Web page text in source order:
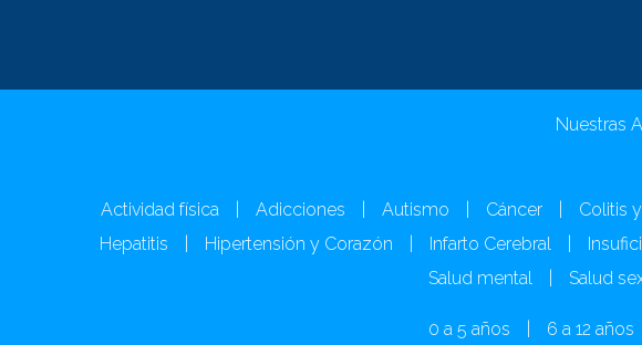
Nuestras
Actividad física Adicciones Autismo Cáncer Colitis
Hepatitis
Hipertensión y Corazón Infarto Cerebral
Salud mental
Salud
0 a 5 años 6 a 12 años